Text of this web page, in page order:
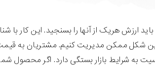
ارزش هریک از آنها را بسنجید. این کار با
شکل ممکن مدیریت کنیم. مشتریان به
به شرایط بازار بستگی دارد. اگر محصول